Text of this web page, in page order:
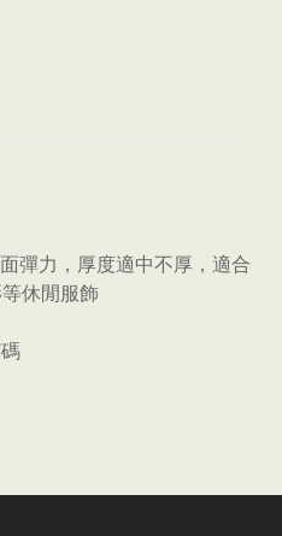
彈力，厚度適中不厚，適合
休閒服飾